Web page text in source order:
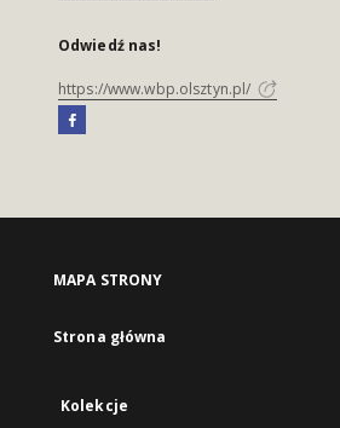
Odwiedź nas!
https://www.wbp.olsztyn.pl/
MAPA STRONY
Strona główna
Kolekcje